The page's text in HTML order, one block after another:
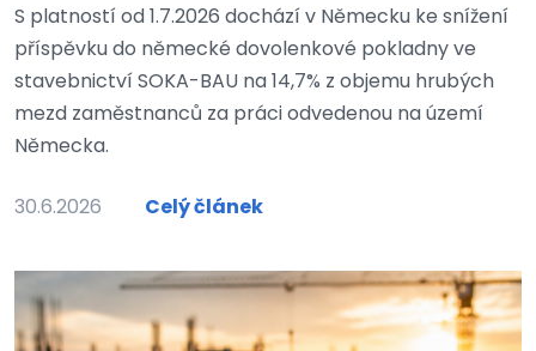
S platností od 1.7.2026 dochází v Německu ke snížení
příspěvku do německé dovolenkové pokladny ve
stavebnictví SOKA-BAU na 14,7% z objemu hrubých
mezd zaměstnanců za práci odvedenou na území
Německa.
30.6.2026 Celý článek